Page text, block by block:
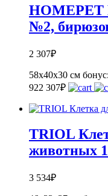
HOMEPET
№2,
2 307₽
58х40х30 см бонус:
922 307₽
TRIOL
животных
3 534₽